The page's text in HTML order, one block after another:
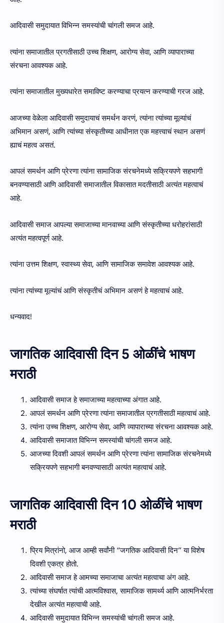
आदिवासी समुदायात विभिन्न समस्यांची चांगली समज आहे.
त्यांना समाजातील प्रगतीसाठी उच्च शिक्षण, आरोग्य सेवा, आणि व्यापाराच्या
संरचना आवश्यक आहे.
त्यांना समाजातील मुख्यधारेत समाविष्ट करण्याचा प्रयत्न करण्याची गरज आहे.
आजच्या वेळेला आदिवासी समुदायाचं समर्थन करणं, त्यांना त्यांच्या मूल्यांचं
अभिमान असणं, आणि त्यांच्या संस्कृतीच्या आधीनात एक महत्त्वाचं स्थान असणं
ह्याचं महत्व असतं.
आपलं समर्थन आणि प्रेरणा त्यांना सामाजिक संरचनेमध्ये सक्रियपणे सहभागी
बनवण्यासाठी आणि आदिवासी समाजातील विकासात मदतीसाठी अत्यंत महत्वाचं
आहे.
आदिवासी समाज आपल्या समाजाच्या मानवाच्या आणि संस्कृतीच्या धरोहरांसाठी
अत्यंत महत्वपूर्ण आहे.
त्यांना उत्तम शिक्षण, स्वास्थ्य सेवा, आणि सामाजिक समावेश आवश्यक आहे.
त्यांना त्यांच्या मूल्यांचं आणि संस्कृतीचं अभिमान असणं हे महत्वाचं आहे.
धन्यवाद!
जागतिक आदिवासी दिन 5 ओळींचे भाषण
मराठी
आदिवासी समाज हे समाजाच्या महत्वाच्या अंगात आहे.
आपलं समर्थन आणि प्रेरणा त्यांना समाजातील प्रगतीसाठी महत्वाचं आहे.
त्यांना उच्च शिक्षण, आरोग्य सेवा, आणि व्यापाराच्या संरचना आवश्यक आहे.
आदिवासी समाजात विभिन्न समस्यांची चांगली समज आहे.
आजच्या दिवशी आपलं समर्थन आणि प्रेरणा त्यांना सामाजिक संरचनेमध्ये
सक्रियपणे सहभागी बनवण्यासाठी अत्यंत महत्वाचं आहे.
जागतिक आदिवासी दिन 10 ओळींचे भाषण
मराठी
प्रिय मित्रांनो, आज आम्ही सर्वांनी “जगतिक आदिवासी दिन” या विशेष
दिवशी एकत्र होतो.
आदिवासी समाज हे आमच्या समाजाचा अत्यंत महत्वाचा अंग आहे.
त्यांच्या संघर्षात त्यांची आत्मविश्वास, सामाजिक सामर्थ्य आणि आत्मनिर्भरता
देखील अत्यंत महत्वाची आहे.
आदिवासी समुदायात विभिन्न समस्यांची चांगली समज आहे.